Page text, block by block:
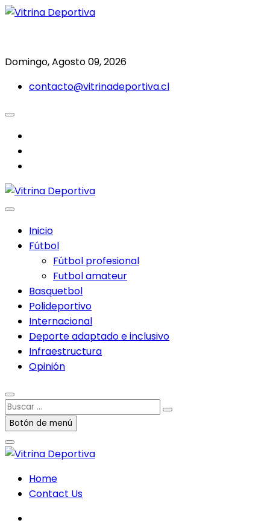
Saltar
Domingo, Agosto 09, 2026
contacto@vitrinadeportiva.cl
Inicio
Fútbol
Fútbol profesional
Futbol amateur
Basquetbol
Polideportivo
Internacional
Deporte adaptado e inclusivo
Infraestructura
Opinión
Buscar
…Botón de menú
Home
Contact Us